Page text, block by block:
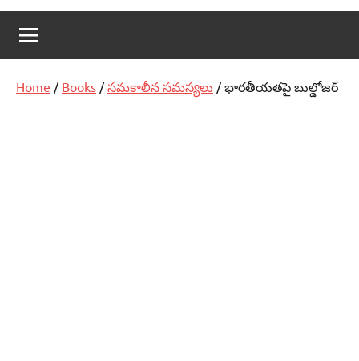
బుక్
Home / Books /సమకాలీన సమస్యలు / భారతీయతపై బుల్డోజర్‌